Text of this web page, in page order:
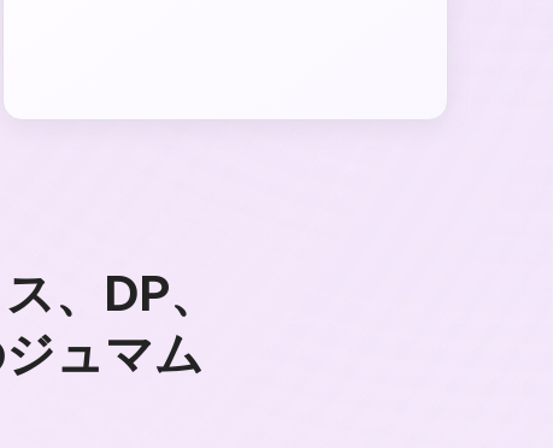
、DP、
ュマム